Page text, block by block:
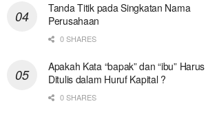
Tanda Titik pada Singkatan Nama
Perusahaan
0 SHARES
Apakah Kata “bapak” dan “ibu” Harus
Ditulis dalam Huruf Kapital ?
0 SHARES